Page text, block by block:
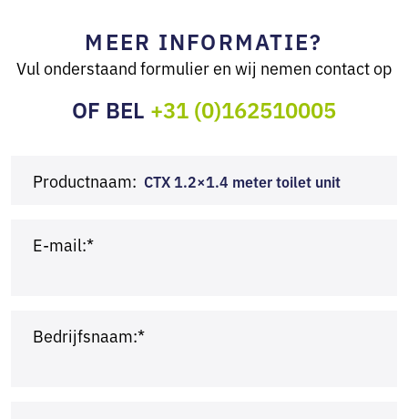
MEER INFORMATIE?
Vul onderstaand formulier en wij nemen contact op
OF BEL +31 (0)162510005
Productnaam: CTX 1.2×1.4 meter toilet unit
E-mail:*
Bedrijfsnaam:*